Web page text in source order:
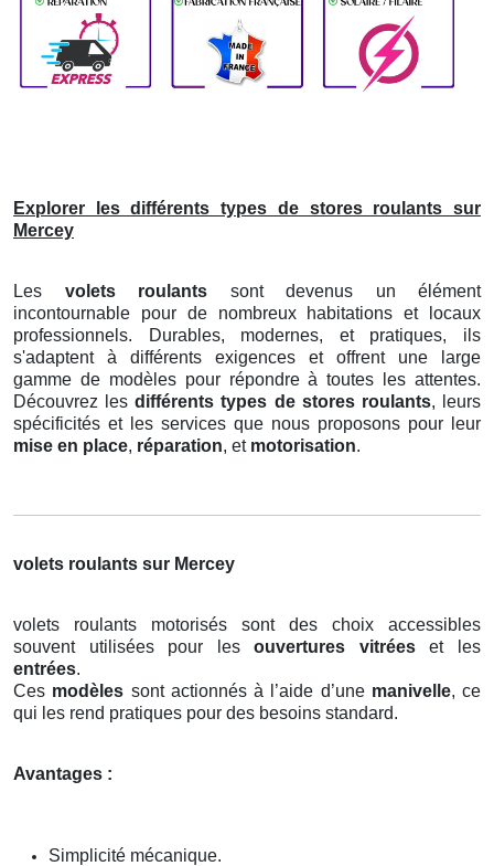
Explorer les différents types de stores roulants sur
Mercey
Les volets roulants sont devenus un élément
incontournable pour de nombreux habitations et locaux
professionnels. Durables, modernes, et pratiques, ils
s'adaptent à différents exigences et offrent une large
gamme de modèles pour répondre à toutes les attentes.
Découvrez lesdifférents types de stores roulants, leurs
spécificités et les services que nous proposons pour leur
mise en place, réparation, et motorisation.
volets roulants sur Mercey
volets roulants motorisés sont des choix accessibles
souvent utilisées pour lesouvertures vitréeset les
entrées.
Ces modèles sont actionnés à l’aide d’une manivelle, ce
qui les rend pratiques pour des besoins standard.
Avantages :
Simplicité mécanique.